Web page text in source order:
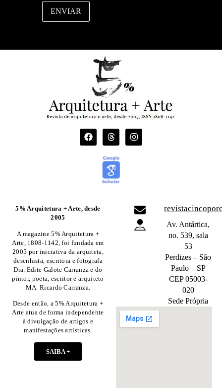
s
ENVIAR
5% Arquitetura + Arte, desde
2005
A magazine 5% Arquitetura +
Arte, 1808-1142, foi fundada em
2005 por iniciativa da arquiteta,
desenhista, escritora e fotografa
Dra. Edite Galote Carranza e do
pintor, poeta, escritor e arquiteto
MA. Ricardo Carranza.
Desde então, a 5% Arquitetura +
Arte atua de forma independente
à divulgação de artigos e
manifestações artísticas.
SAIBA +
Av. Antártica,
no. 539, sala
53
Perdizes – São
Paulo – SP
CEP 05003-
020
Sede Própria